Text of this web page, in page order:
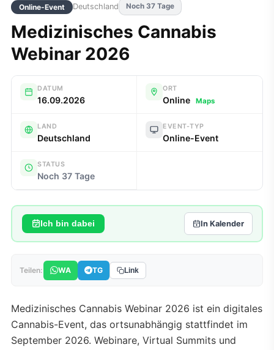
Online-Event Deutschland Noch 37 Tage
Medizinisches Cannabis
Webinar 2026
DATUM
16.09.2026
ORT
Online Maps
LAND
Deutschland
EVENT-TYP
Online-Event
STATUS
Noch 37 Tage
Ich bin dabei In Kalender
Teilen: WA TG Link
Medizinisches Cannabis Webinar 2026 ist ein digitales
Cannabis-Event, das ortsunabhängig stattfindet im
September 2026. Webinare, Virtual Summits und